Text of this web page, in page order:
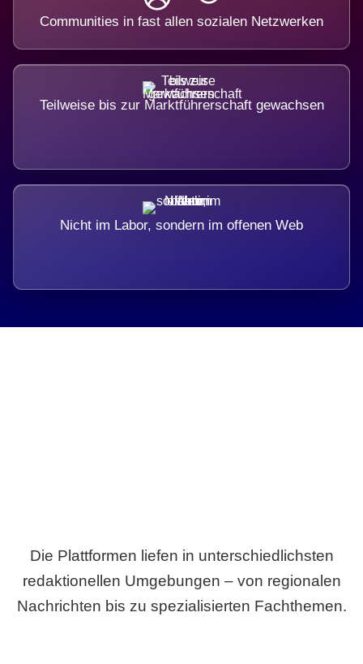
Communities in fast allen sozialen Netzwerken
Teilweise bis zur Marktführerschaft gewachsen
Nicht im Labor, sondern im offenen Web
Die Plattformen liefen in unterschiedlichsten
redaktionellen Umgebungen – von regionalen
Nachrichten bis zu spezialisierten Fachthemen.